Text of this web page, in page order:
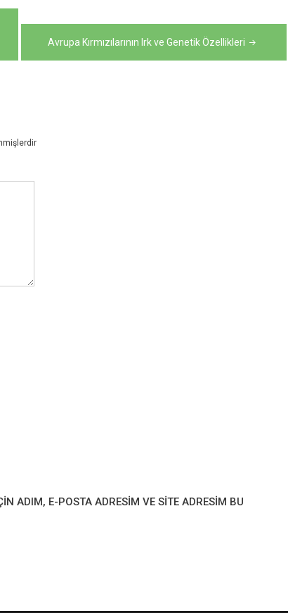
Avrupa Kırmızılarının Irk ve Genetik Özellikleri
ADIM, E-POSTA ADRESIM VE SITE ADRESIM BU